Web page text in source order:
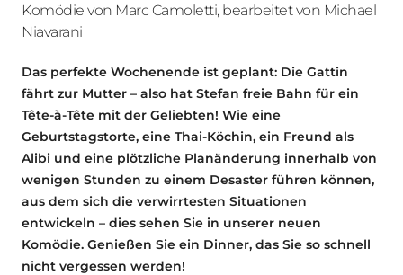
Komödie von Marc Camoletti, bearbeitet von Michael
Niavarani
Das perfekte Wochenende ist geplant: Die Gattin
fährt zur Mutter – also hat Stefan freie Bahn für ein
Tête-à-Tête mit der Geliebten! Wie eine
Geburtstagstorte, eine Thai-Köchin, ein Freund als
Alibi und eine plötzliche Planänderung innerhalb von
wenigen Stunden zu einem Desaster führen können,
aus dem sich die verwirrtesten Situationen
entwickeln – dies sehen Sie in unserer neuen
Komödie. Genießen Sie ein Dinner, das Sie so schnell
nicht vergessen werden!